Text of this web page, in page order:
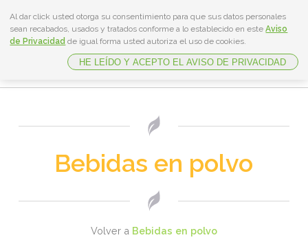
Productos
Nosotros
Bebidas en polvo
Volver a Bebidas en polvo
Al dar click usted otorga su consentimiento para que sus datos personales
sean recabados, usados y tratados conforme a lo establecido en esteAviso
de Privacidad de igual forma usted autoriza el uso de cookies.
HE LEÍDO Y ACEPTO EL AVISO DE PRIVACIDAD